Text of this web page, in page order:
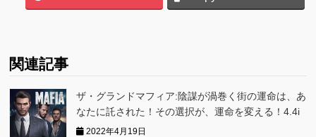
関連記事
ザ・グランドマフィア:陰謀が渦巻く街の運命は、あ
なたに託された！その選択が、運命を変える！4.4i
2022年4月19日